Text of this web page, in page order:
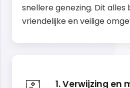
snellere genezing. Dit alles
vriendelijke en veilige
1. Verwijzing en